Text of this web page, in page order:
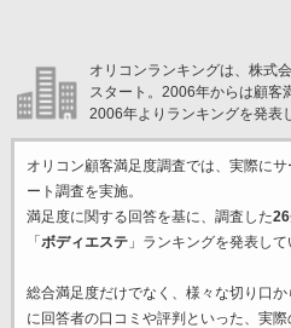
オリコンランキングは、株式
スタート。2006年からは顧客
2006年よりランキングを発表
オリコン顧客満足度調査では、実際に
ート調査を実施。
満足度に関する回答を基に、調査した26
「 ボディエステ」ランキングを発表して
総合満足度だけでなく、様々な切り口か
に回答者の口コミや評判といった、実